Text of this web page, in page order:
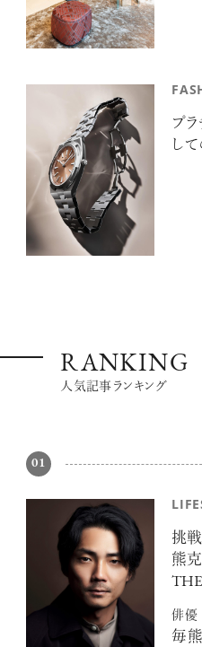
プ
し
RANKING
人気記事ランキング
01
挑
熊
俳優
毎